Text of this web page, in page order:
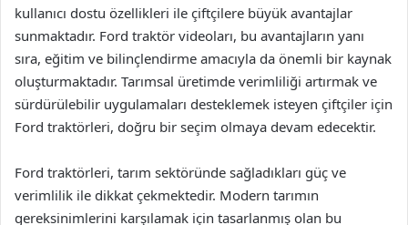
kullanıcı dostu özellikleri ile çiftçilere büyük avantajlar
sunmaktadır. Ford traktör videoları, bu avantajların yanı
sıra, eğitim ve bilinçlendirme amacıyla da önemli bir kaynak
oluşturmaktadır. Tarımsal üretimde verimliliği artırmak ve
sürdürülebilir uygulamaları desteklemek isteyen çiftçiler için
Ford traktörleri, doğru bir seçim olmaya devam edecektir.
Ford traktörleri, tarım sektöründe sağladıkları güç ve
verimlilik ile dikkat çekmektedir. Modern tarımın
gereksinimlerini karşılamak için tasarlanmış olan bu